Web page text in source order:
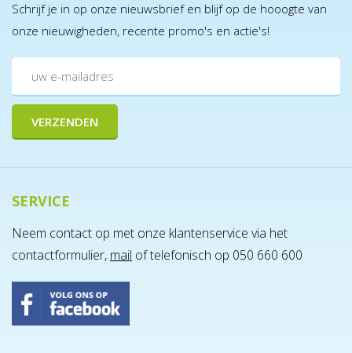
Schrijf je in op onze nieuwsbrief en blijf op de hooogte van
onze nieuwigheden, recente promo's en actie's!
SERVICE
Neem contact op met onze klantenservice via het
contactformulier, mail of telefonisch op 050 660 600